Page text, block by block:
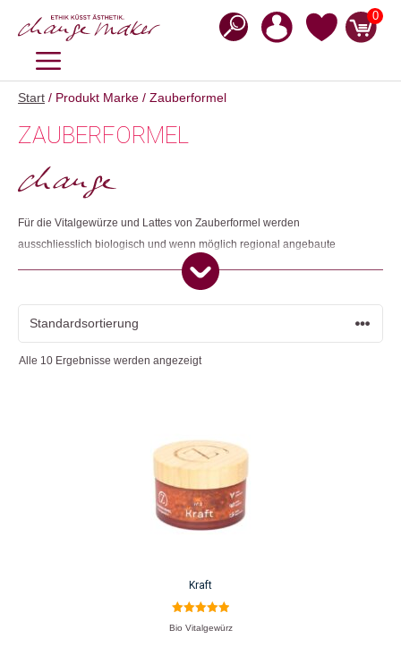
Inhalt
0
MENÜ
Start / Produkt Marke / Zauberformel
ZAUBERFORMEL
Für die Vitalgewürze und Lattes von Zauberformel werden
ausschliesslich biologisch und wenn möglich regional angebaute
Rohstoffe verwendet. Die hohe Qualität und Kombination der Roh- und
Vitalstoffe haben bei Zauberformel höchste Priorität. Das Unternehmen
arbeitet mit der sozialen BEWO Genossenschaft in Bern sowie der
Lebenshilfe in Lörrach (DE) zusammen, um Menschen eine
Zauberformel wurde von den drei Freunden Julia Oeschger, Marco Krumm
und Halil Caprak im Jahr 2022 in Basel gegründet. Geleitet von ihrer
Leidenschaft für gesunde Ernährung und dem Interesse an der Heilkraft
Das Unternehmen setzt sich für präventive Ernährung ein und möchte
durch seine Gewürzmischungen zusätzlich die Kreativität bei der
Alle 10 Ergebnisse werden angezeigt
Kraft
5.00
von 5
Bio Vitalgewürz